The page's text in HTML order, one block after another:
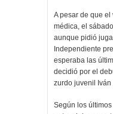
A pesar de que
médica, el
aunque pidió
Independiente
esperaba las
decidió por el
zurdo juvenil
Según los